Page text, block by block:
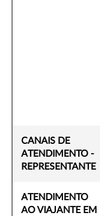
CANAIS DE
ATENDIMENTO -
REPRESENTANTE
ATENDIMENTO
AO VIAJANTE EM